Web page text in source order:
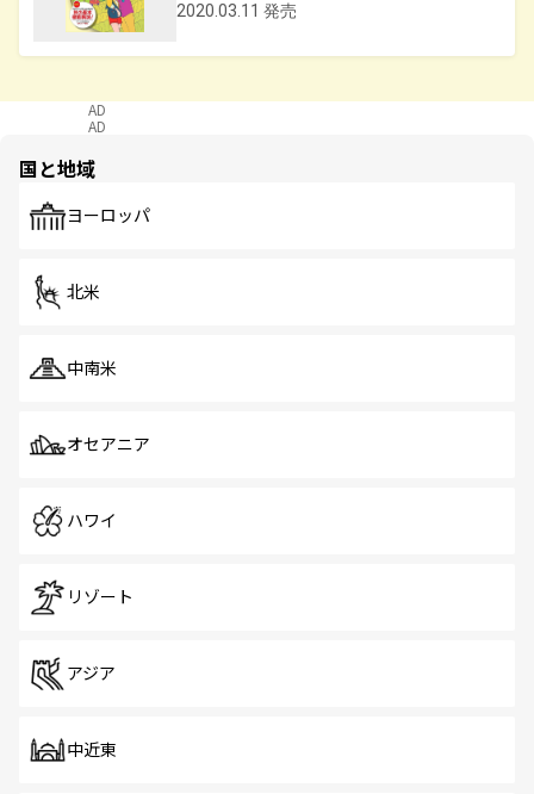
2020.03.11 発売
AD
AD
国と地域
ヨーロッパ
北米
中南米
オセアニア
ハワイ
リゾート
アジア
中近東